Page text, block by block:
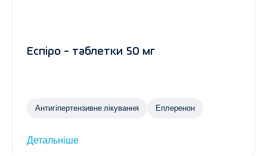
Еспіро - таблетки 50 мг
Антигіпертензивне лікування Еплеренон
Детальніше